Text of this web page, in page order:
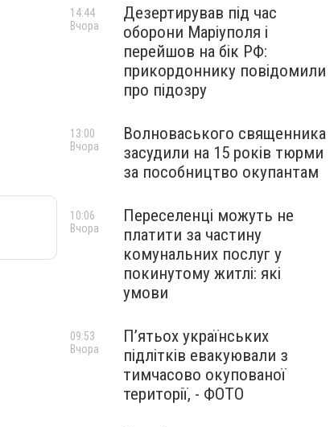
Дезертирував під час
оборони Маріуполя і
перейшов на бік РФ:
прикордоннику повідомили
про підозру
14:44
Вчора
Волноваського священника
засудили на 15 років тюрми
за пособництво окупантам
13:00
Вчора
Переселенці можуть не
платити за частину
комунальних послуг у
покинутому житлі: які
умови
10:06
Вчора
П’ятьох українських
підлітків евакуювали з
тимчасово окупованої
території, - ФОТО
09:53
Вчора